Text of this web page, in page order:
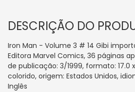
DESCRIÇÃO DO
Iron Man - Volume 3 # 14 Gibi
Editora Marvel Comics, 36 páginas
de publicação: 3/1999, formato: 17.0
colorido, origem: Estados Unidos,
Inglês